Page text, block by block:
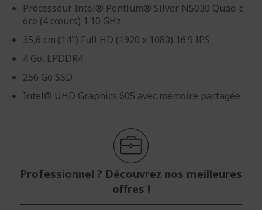
Processeur Intel® Pentium® Silver N5030 Quad-c
ore (4 cœurs) 1.10 GHz
35,6 cm (14") Full HD (1920 x 1080) 16:9 IPS
4 Go, LPDDR4
256 Go SSD
Intel® UHD Graphics 605 avec mémoire partagée
Professionnel ? Découvrez nos meilleures
offres !